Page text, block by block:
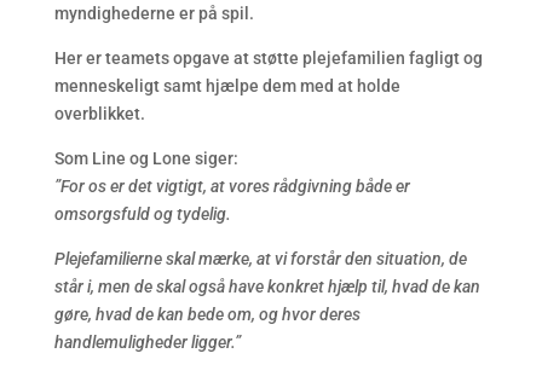
myndighederne er på spil.
Her er teamets opgave at støtte plejefamilien fagligt og
menneskeligt samt hjælpe dem med at holde
overblikket.
Som Line og Lone siger:
”For os er det vigtigt, at vores rådgivning både er
omsorgsfuld og tydelig.
Plejefamilierne skal mærke, at vi forstår den situation, de
står i, men de skal også have konkret hjælp til, hvad de kan
gøre, hvad de kan bede om, og hvor deres
handlemuligheder ligger.”